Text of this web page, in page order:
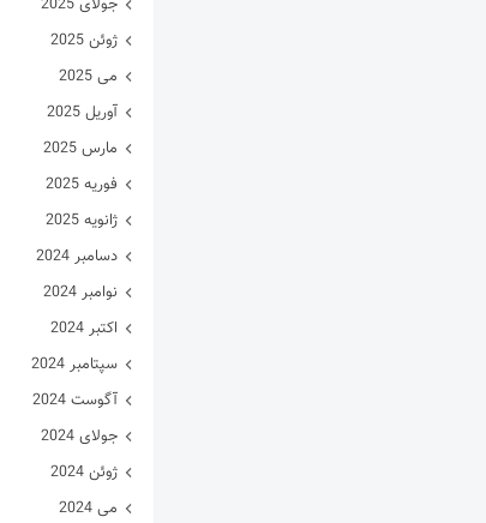
جولای 2025
ژوئن 2025
می 2025
آوریل 2025
مارس 2025
فوریه 2025
ژانویه 2025
دسامبر 2024
نوامبر 2024
اکتبر 2024
سپتامبر 2024
آگوست 2024
جولای 2024
ژوئن 2024
می 2024